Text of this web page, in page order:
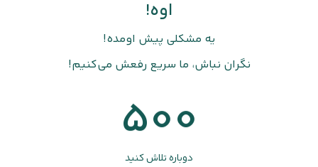
اوه!
یه مشکلی پیش اومده!
نگران نباش، ما سریع رفعش می‌کنیم!
500
دوباره تلاش کنید